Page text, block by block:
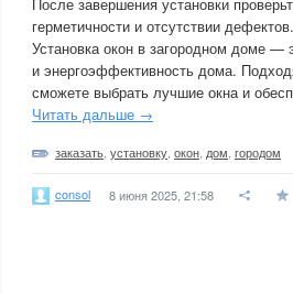
герметичности и отсутствии дефектов.
Установка окон в загородном доме
и энергоэффективность дома.
сможете выбрать лучшие окна и
Читать дальше →
заказать установку окон дом городом
consol 8 июня 2025, 21:58